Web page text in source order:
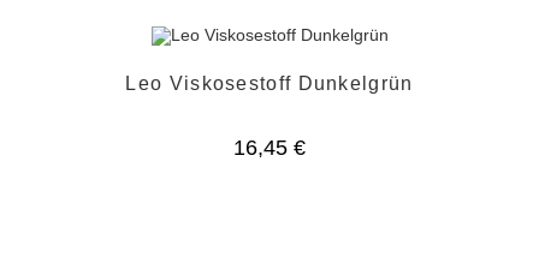
Leo Viskosestoff Dunkelgrün
16,45 €